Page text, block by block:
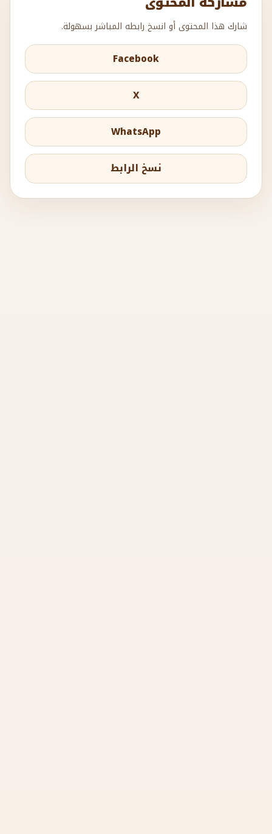
شارك هذا المحتوى أو انسخ رابطه المباشر بسهولة.
Facebook
X
WhatsApp
نسخ الرابط